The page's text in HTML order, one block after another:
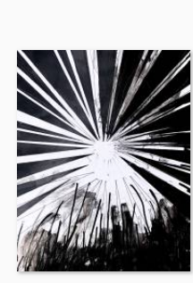
Det Jyske Kunstakademi
Det Kgl. Danske